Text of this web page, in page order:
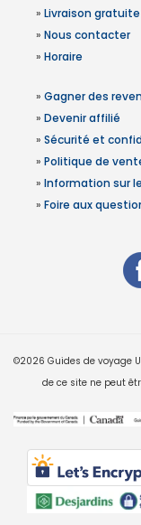
» Livraison gratuite
» Nous contacter
» Horaire
» Gagner des
» Devenir affilié
» Sécurité et
» Politique de
» Information sur
» Foire aux
©2026 Guides de voyage
de ce site ne peut